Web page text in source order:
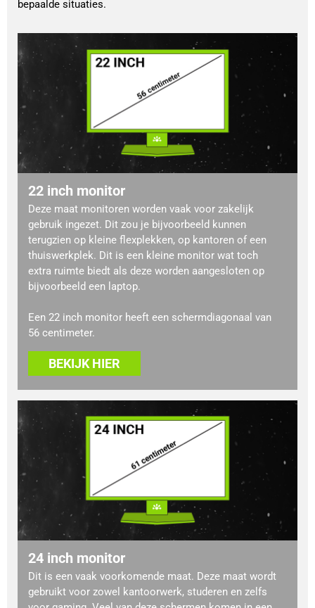
bepaalde situaties.
22 inch monitor
Deze maat monitoren worden vaak voor zakelijk
gebruik ingezet. Dit zou je bijvoorbeeld kunnen
terugzien op kleine flexplekken, op kantoren of een
thuiswerkplek. Dit is een kleine monitor wat toch
extra ruimte biedt als deze worden aangesloten op
bijvoorbeeld een laptop.
Een 22 inch monitor heeft een schermdiagonaal van
56 centimeter.
BEKIJK HIER
24 inch monitor
Dit is een vaak voorkomende maat. Deze maat wordt
gebruikt voor zowel kantoorwerk, studeren en zelfs